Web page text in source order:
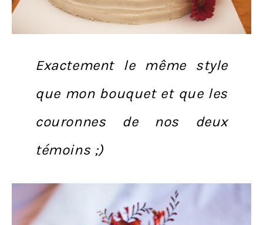
Exactement le même style
que mon bouquet et que les
couronnes de nos deux
témoins ;)